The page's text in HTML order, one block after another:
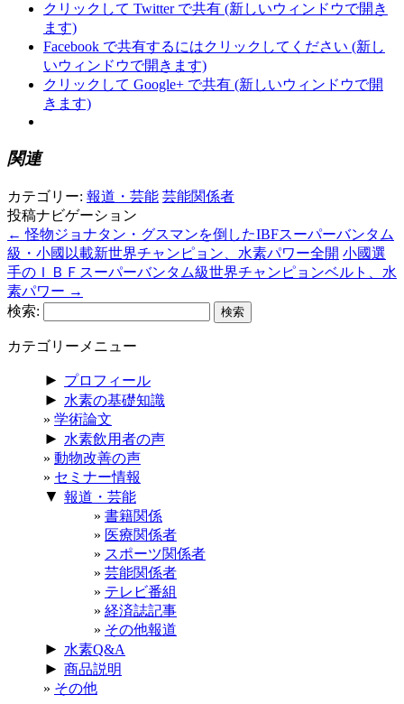
クリックして Twitter で共有 (新しいウィンドウで開き
ます)
Facebook で共有するにはクリックしてください (新し
いウィンドウで開きます)
クリックして Google+ で共有 (新しいウィンドウで開
きます)
関連
カテゴリー: 報道・芸能 芸能関係者
投稿ナビゲーション
← 怪物ジョナタン・グスマンを倒したIBFスーパーバンタム
級・小國以載新世界チャンピョン、水素パワー全開 小國選
手のＩＢＦスーパーバンタム級世界チャンピョンベルト、水
素パワー →
検索:
カテゴリーメニュー
► プロフィール
► 水素の基礎知識
学術論文
► 水素飲用者の声
動物改善の声
セミナー情報
▼ 報道・芸能
書籍関係
医療関係者
スポーツ関係者
芸能関係者
テレビ番組
経済誌記事
その他報道
► 水素Q&A
► 商品説明
その他